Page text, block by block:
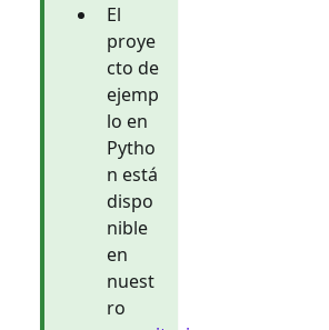
El
proye
cto de
ejemp
lo en
Pytho
n está
dispo
nible
en
nuest
ro